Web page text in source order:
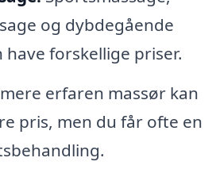
og dybdegående
have forskellige priser.
erfaren massør kan
pris, men du får ofte en